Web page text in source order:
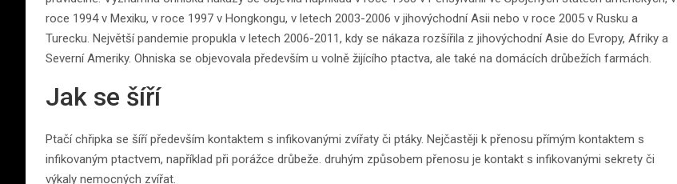
roce 1994 v Mexiku, v roce 1997 v Hongkongu, v letech 2003-2006 v jihovýchodní Asii nebo v roce 2005 v Rusku a
Turecku. Největší pandemie propukla v letech 2006-2011, kdy se nákaza rozšířila z jihovýchodní Asie do Evropy, Afriky a
Severní Ameriky. Ohniska se objevovala především u volně žijícího ptactva, ale také na domácích drůbežích farmách.
Jak se šíří
Ptačí chřipka se šíří především kontaktem s infikovanými zvířaty či ptáky. Nejčastěji k přenosu přímým kontaktem s
infikovaným ptactvem, například při porážce drůbeže. druhým způsobem přenosu je kontakt s infikovanými sekrety či
výkaly nemocných zvířat.